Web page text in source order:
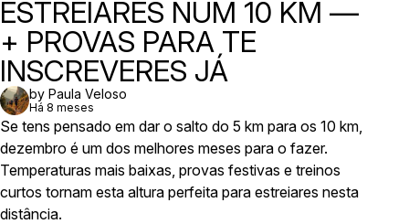
ESTREIARES NUM 10 KM —
+ PROVAS PARA TE
INSCREVERES JÁ
by Paula Veloso
Há 8 meses
Se tens pensado em dar o salto do 5 km para os 10 km,
dezembro é um dos melhores meses para o fazer.
Temperaturas mais baixas, provas festivas e treinos
curtos tornam esta altura perfeita para estreiares nesta
distância.